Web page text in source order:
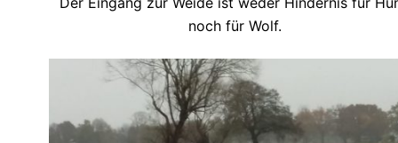
noch für Wolf.